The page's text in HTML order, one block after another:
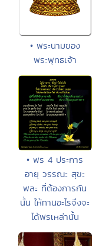
• พระนามของ
พระพุทธเจ้า
• พร 4 ประการ
อายุ วรรณะ สุขะ
พละ ที่ต้องการกัน
นั้น ให้ทานอะไรจึงจะ
ได้พรเหล่านั้น